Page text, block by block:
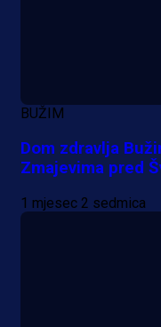
BUŽIM
Dom zdravlja
Zmajevima pred
1 mjesec 2 sedmica